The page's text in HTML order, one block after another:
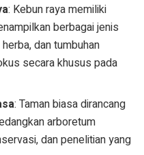
: Kebun raya memiliki
berbagai jenis
dan tumbuhan
secara khusus pada
: Taman biasa dirancang
arboretum
dan penelitian yang